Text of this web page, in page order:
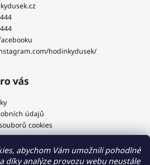
abychom Vám umožnili pohodlné
díky analýze provozu webu neustále
hodinkydusek/
vás
údajů
cookies